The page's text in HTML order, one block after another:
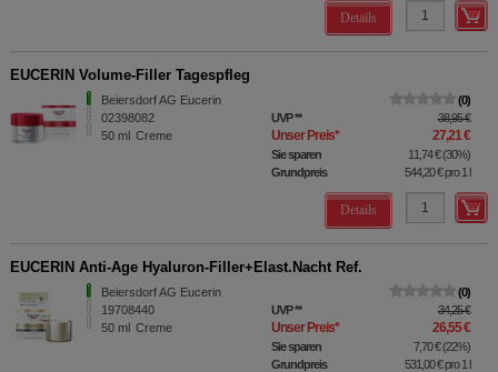
Details
EUCERIN Volume-Filler Tagespfleg
Beiersdorf AG Eucerin
02398082
50 ml Creme
0
UVP** 38,95 €
Unser Preis* 27,21 €
Sie sparen 11,74 €(30%)
Grundpreis
544,20 €pro 1 l
Details
EUCERIN Anti-Age Hyaluron-Filler+Elast.Nacht Ref.
Beiersdorf AG Eucerin
19708440
50 ml Creme
0
UVP** 34,25 €
Unser Preis* 26,55 €
Sie sparen 7,70 €(22%)
Grundpreis
531,00 €pro 1 l